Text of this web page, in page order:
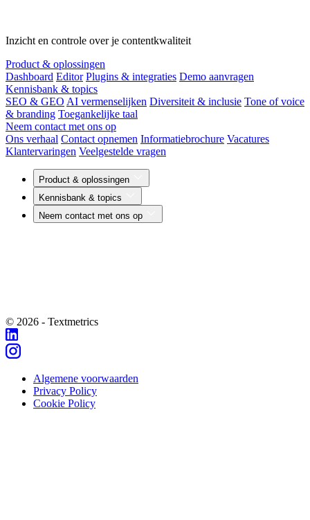
Inzicht en controle over je contentkwaliteit
Product & oplossingen
Dashboard Editor Plugins & integraties Demo aanvragen
Kennisbank & topics
SEO & GEO AI vermenselijken Diversiteit & inclusie Tone of voice
& branding Toegankelijke taal
Neem contact met ons op
Ons verhaal Contact opnemen Informatiebrochure Vacatures
Klantervaringen Veelgestelde vragen
Product & oplossingen
Kennisbank & topics
Neem contact met ons op
© 2026 - Textmetrics
Algemene voorwaarden
Privacy Policy
Cookie Policy